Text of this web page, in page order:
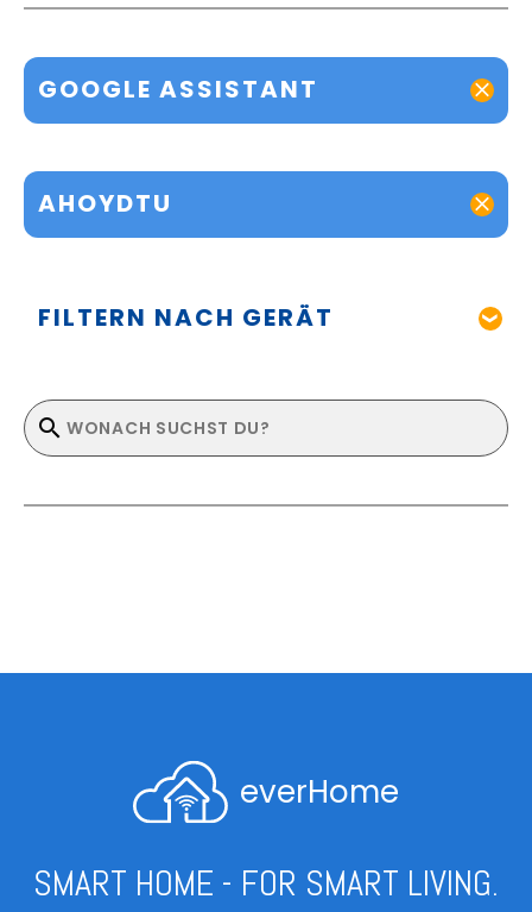
GOOGLE ASSISTANT
AHOYDTU
FILTERN NACH GERÄT
everHome
SMART HOME - FOR SMART LIVING.